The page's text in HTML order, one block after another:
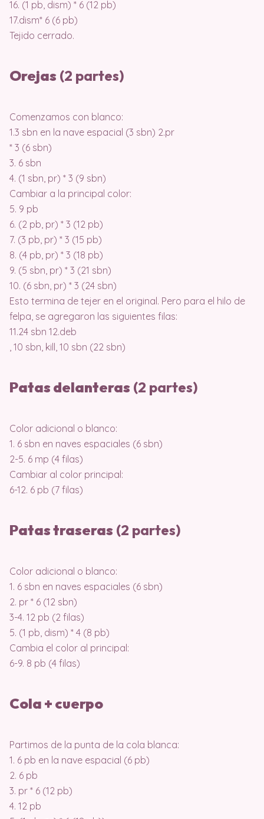
16. (1 pb, dism) * 6 (12 pb)
17.dism* 6 (6 pb)
Tejido cerrado.
Orejas (2 partes)
Comenzamos con blanco:
1.3 sbn en la nave espacial (3 sbn) 2.pr
* 3 (6 sbn)
3. 6 sbn
4. (1 sbn, pr) * 3 (9 sbn)
Cambiar a la principal color:
5. 9 pb
6. (2 pb, pr) * 3 (12 pb)
7. (3 pb, pr) * 3 (15 pb)
8. (4 pb, pr) * 3 (18 pb)
9. (5 sbn, pr) * 3 (21 sbn)
10. (6 sbn, pr) * 3 (24 sbn)
Esto termina de tejer en el original. Pero para el hilo de
felpa, se agregaron las siguientes filas:
11.24 sbn 12.deb
, 10 sbn, kill, 10 sbn (22 sbn)
Patas delanteras (2 partes)
Color adicional o blanco:
1. 6 sbn en naves espaciales (6 sbn)
2-5. 6 mp (4 filas)
Cambiar al color principal:
6-12. 6 pb (7 filas)
Patas traseras (2 partes)
Color adicional o blanco:
1. 6 sbn en naves espaciales (6 sbn)
2. pr * 6 (12 sbn)
3-4. 12 pb (2 filas)
5. (1 pb, dism) * 4 (8 pb)
Cambia el color al principal:
6-9. 8 pb (4 filas)
Cola + cuerpo
Partimos de la punta de la cola blanca:
1. 6 pb en la nave espacial (6 pb)
2. 6 pb
3. pr * 6 (12 pb)
4. 12 pb